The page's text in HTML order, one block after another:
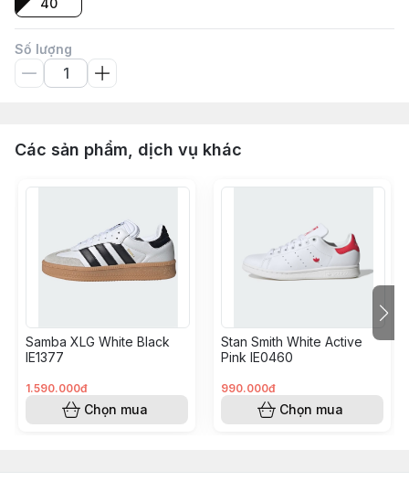
40
Số lượng
Các sản phẩm, dịch vụ khác
Samba XLG White Black
IE1377
1.590.000đ
Chọn mua
Stan Smith White Active
Pink IE0460
990.000đ
Chọn mua